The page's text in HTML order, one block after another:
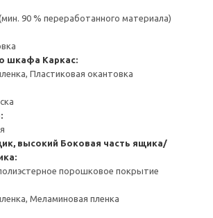
90 % переработанного материала)
шкафа Каркас:
Пластиковая окантовка
высокий Боковая часть ящика/
порошковое покрытие
Меламиновая пленка